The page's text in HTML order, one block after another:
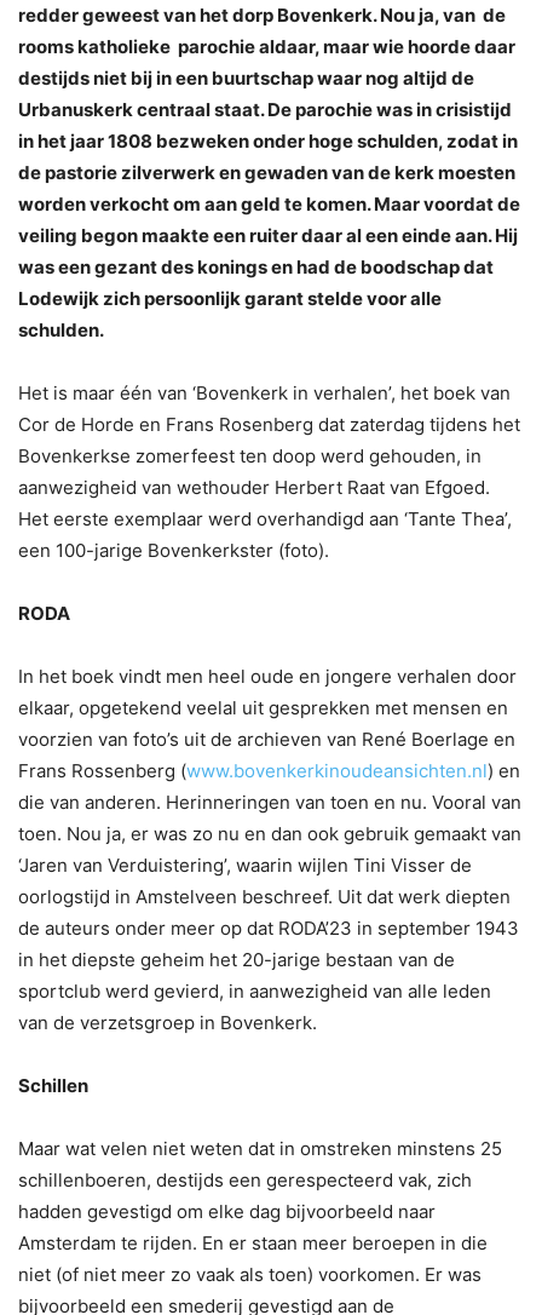
redder geweest van het dorp Bovenkerk. Nou ja, van de
rooms katholieke parochie aldaar, maar wie hoorde daar
destijds niet bij in een buurtschap waar nog altijd de
Urbanuskerk centraal staat. De parochie was in crisistijd
in het jaar 1808 bezweken onder hoge schulden, zodat in
de pastorie zilverwerk en gewaden van de kerk moesten
worden verkocht om aan geld te komen. Maar voordat de
veiling begon maakte een ruiter daar al een einde aan. Hij
was een gezant des konings en had de boodschap dat
Lodewijk zich persoonlijk garant stelde voor alle
schulden.
Het is maar één van ‘Bovenkerk in verhalen’, het boek van
Cor de Horde en Frans Rosenberg dat zaterdag tijdens het
Bovenkerkse zomerfeest ten doop werd gehouden, in
aanwezigheid van wethouder Herbert Raat van Efgoed.
Het eerste exemplaar werd overhandigd aan ‘Tante Thea’,
een 100-jarige Bovenkerkster (foto).
RODA
In het boek vindt men heel oude en jongere verhalen door
elkaar, opgetekend veelal uit gesprekken met mensen en
voorzien van foto’s uit de archieven van René Boerlage en
Frans Rossenberg (www.bovenkerkinoudeansichten.nl) en
die van anderen. Herinneringen van toen en nu. Vooral van
toen. Nou ja, er was zo nu en dan ook gebruik gemaakt van
‘Jaren van Verduistering’, waarin wijlen Tini Visser de
oorlogstijd in Amstelveen beschreef. Uit dat werk diepten
de auteurs onder meer op dat RODA’23 in september 1943
in het diepste geheim het 20-jarige bestaan van de
sportclub werd gevierd, in aanwezigheid van alle leden
van de verzetsgroep in Bovenkerk.
Schillen
Maar wat velen niet weten dat in omstreken minstens 25
schillenboeren, destijds een gerespecteerd vak, zich
hadden gevestigd om elke dag bijvoorbeeld naar
Amsterdam te rijden. En er staan meer beroepen in die
niet (of niet meer zo vaak als toen) voorkomen. Er was
bijvoorbeeld een smederij gevestigd aan de